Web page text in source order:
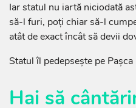
Iar statul nu iartă niciodată
să-l furi, poți chiar să-l
atât de exact încât să devii
Statul îl pedepsește pe
Hai să